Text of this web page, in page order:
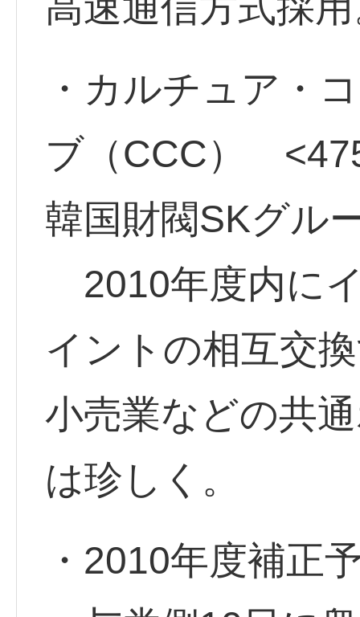
・カルチュア・
ブ（CCC）
韓国財閥SKグル
2010年度内に
イントの相互交
小売業などの共
は珍しく。
・2010年度補正